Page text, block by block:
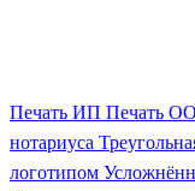
Печать ИП Печать
нотариуса
логотипом